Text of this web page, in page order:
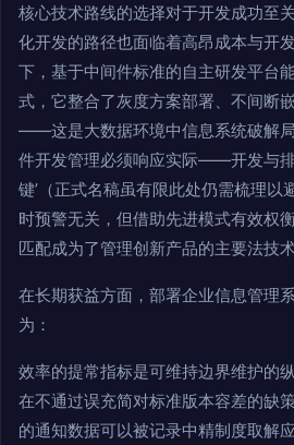
核心技术路线的选择对于开发成功至
化开发的路径也面临着高昂成本与开
下，基于中间件标准的自主研发平台
式，它整合了灰度方案部署、不间断
——这是大数据环境中信息系统破解
件开发管理必须响应实际——开发与排
键’（正式名稿虽有限此处仍需梳理以
时预警无关，但借助先进模式有效权
匹配成为了管理创新产品的主要法技术
在长期获益方面，部署企业信息管理
为：
效率的提常指标是可维持边界维护的
在不通过误充简对标准版本容差的缺
的通知数据可以被记录中精制度取解